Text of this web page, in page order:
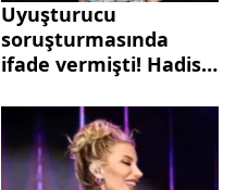
Uyuşturucu
soruşturmasında
ifade vermişti! Hadise